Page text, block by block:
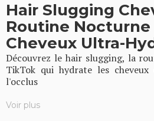
Hair Slugging
Routine Nocturne
Cheveux Ultra-
Découvrez le hair slugging, la
TikTok qui hydrate les
l'occlus
Voir plus